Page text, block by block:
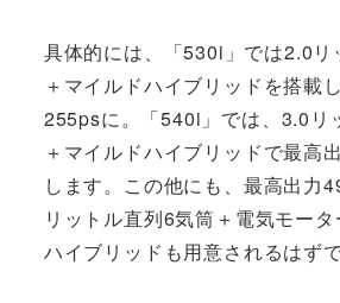
具体的には、「530i」では2.0リ
＋マイルドハイブリッドを搭載
255psに。「540i」では、3.0リ
＋マイルドハイブリッドで最高
します。この他にも、最高出力
リットル直列6気筒＋電気モー
ハイブリッドも用意されるはずで